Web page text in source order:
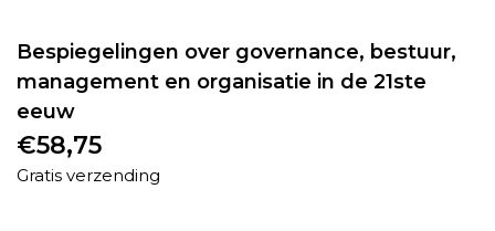
Bespiegelingen over governance, bestuur,
management en organisatie in de 21ste
eeuw
€58,75
Gratis verzending